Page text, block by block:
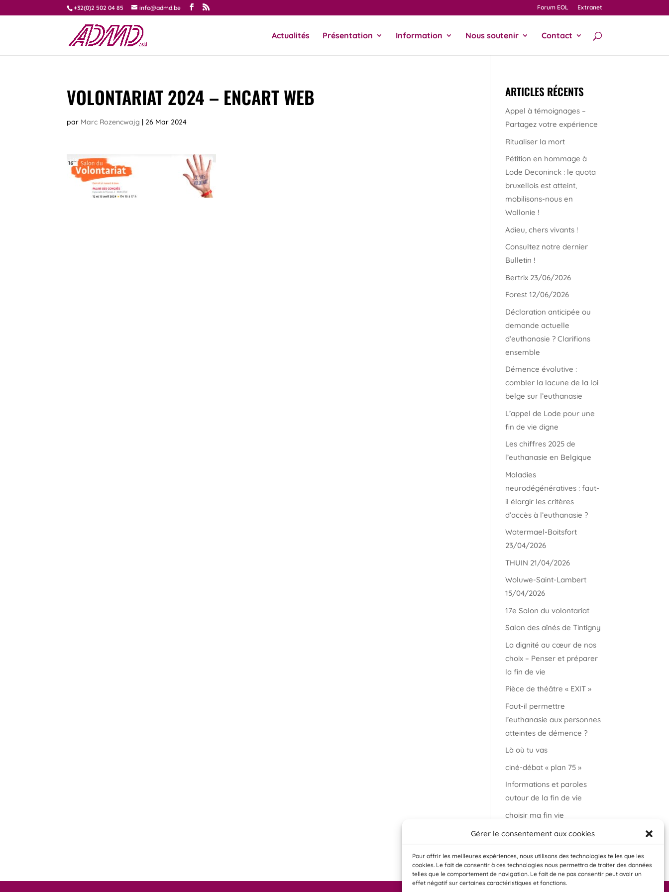
Gérer le consentement aux cookies
Pour offrir les meilleures expériences, nous utilisons des technologies telles que les
cookies. Le fait de consentir à ces technologies nous permettra de traiter des données
telles que le comportement de navigation. Le fait de ne pas consentir peut avoir un
effet négatif sur certaines caractéristiques et fonctions.
+32(0)2 502 04 85 info@admd.be Forum EOL Extranet
Actualités Présentation Information Nous soutenir Contact
VOLONTARIAT 2024 – ENCART WEB
par Marc Rozencwajg | 26 Mar 2024
ARTICLES RÉCENTS
Appel à témoignages –
Partagez votre expérience
Ritualiser la mort
Pétition en hommage à
Lode Deconinck : le quota
bruxellois est atteint,
mobilisons-nous en
Wallonie !
Adieu, chers vivants !
Consultez notre dernier
Bulletin !
Bertrix 23/06/2026
Forest 12/06/2026
Déclaration anticipée ou
demande actuelle
d’euthanasie ? Clarifions
ensemble
Démence évolutive :
combler la lacune de la loi
belge sur l’euthanasie
L’appel de Lode pour une
fin de vie digne
Les chiffres 2025 de
l’euthanasie en Belgique
Maladies
neurodégénératives : faut-
il élargir les critères
d’accès à l’euthanasie ?
Watermael-Boitsfort
23/04/2026
THUIN 21/04/2026
Woluwe-Saint-Lambert
15/04/2026
17e Salon du volontariat
Salon des aînés de Tintigny
La dignité au cœur de nos
choix – Penser et préparer
la fin de vie
Pièce de théâtre « EXIT »
Faut-il permettre
l’euthanasie aux personnes
atteintes de démence ?
Là où tu vas
ciné-débat « plan 75 »
Informations et paroles
autour de la fin de vie
choisir ma fin vie
Salon « bien vieillir à